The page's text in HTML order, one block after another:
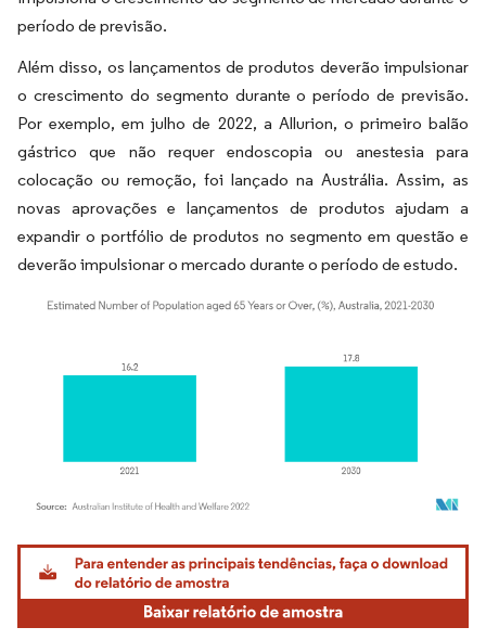
período de previsão.
Além disso, os lançamentos de produtos deverão impulsionar
o crescimento do segmento durante o período de previsão.
Por exemplo, em julho de 2022, a Allurion, o primeiro balão
gástrico que não requer endoscopia ou anestesia para
colocação ou remoção, foi lançado na Austrália. Assim, as
novas aprovações e lançamentos de produtos ajudam a
expandir o portfólio de produtos no segmento em questão e
deverão impulsionar o mercado durante o período de estudo.
Imagem © Mordor Intelligence. O reuso requer atribuição conforme CC BY 4.0.